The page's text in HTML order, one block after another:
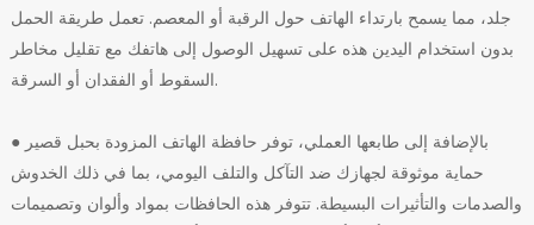
جلد، مما يسمح بارتداء الهاتف حول الرقبة أو المعصم. تعمل طريقة الحمل
بدون استخدام اليدين هذه على تسهيل الوصول إلى هاتفك مع تقليل مخاطر
السقوط أو الفقدان أو السرقة.
● بالإضافة إلى طابعها العملي، توفر حافظة الهاتف المزودة بحبل قصير
حماية موثوقة لجهازك ضد التآكل والتلف اليومي، بما في ذلك الخدوش
والصدمات والتأثيرات البسيطة. تتوفر هذه الحافظات بمواد وألوان وتصميمات